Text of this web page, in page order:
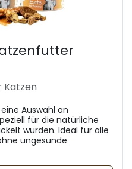
Katzen
Auswahl an
für die natürliche
wurden. Ideal für alle
ungesunde